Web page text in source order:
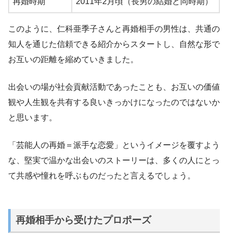
このように、仁科亜季子さんと再婚相手の男性は、共通の
知人を通じた信頼できる紹介からスタートし、自然な形で
お互いの距離を縮めていきました。
出会いの場が社会貢献活動であったことも、お互いの価値
観や人生観を共有する良いきっかけになったのではないか
と思います。
「芸能人の再婚＝派手な恋愛」というイメージを覆すよう
な、堅実で温かな出会いのストーリーは、多くの人にとっ
て共感や憧れを呼ぶものだったと言えるでしょう。
再婚相手から受けたプロポーズ